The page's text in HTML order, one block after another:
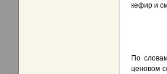
кефир и
По
ценовом